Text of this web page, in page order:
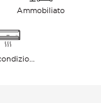
Ammobiliato